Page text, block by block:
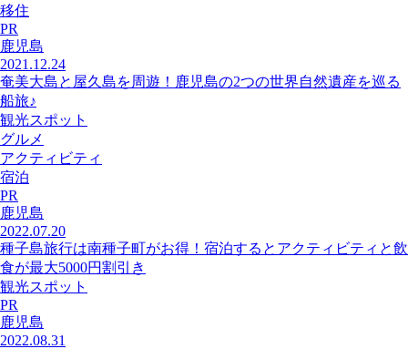
移住
PR
鹿児島
2021.12.24
奄美大島と屋久島を周遊！鹿児島の2つの世界自然遺産を巡る
船旅♪
観光スポット
グルメ
アクティビティ
宿泊
PR
鹿児島
2022.07.20
種子島旅行は南種子町がお得！宿泊するとアクティビティと飲
食が最大5000円割引き
観光スポット
PR
鹿児島
2022.08.31